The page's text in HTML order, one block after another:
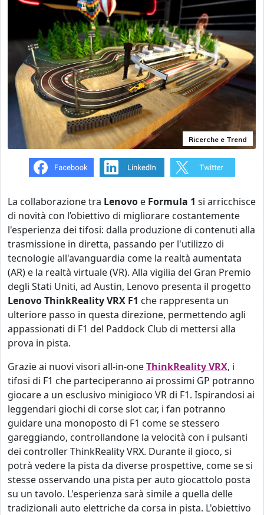
Ricerche e Trend
La collaborazione tra Lenovo e Formula 1 si arricchisce
di novità con l’obiettivo di migliorare costantemente
l'esperienza dei tifosi: dalla produzione di contenuti alla
trasmissione in diretta, passando per l'utilizzo di
tecnologie all'avanguardia come la realtà aumentata
(AR) e la realtà virtuale (VR). Alla vigilia del Gran Premio
degli Stati Uniti, ad Austin, Lenovo presenta il progetto
Lenovo ThinkReality VRX F1 che rappresenta un
ulteriore passo in questa direzione, permettendo agli
appassionati di F1 del Paddock Club di mettersi alla
prova in pista.
Grazie ai nuovi visori all-in-oneThinkReality VRX, i
tifosi di F1 che parteciperanno ai prossimi GP potranno
giocare a un esclusivo minigioco VR di F1. Ispirandosi ai
leggendari giochi di corse slot car, i fan potranno
guidare una monoposto di F1 come se stessero
gareggiando, controllandone la velocità con i pulsanti
dei controller ThinkReality VRX. Durante il gioco, si
potrà vedere la pista da diverse prospettive, come se si
stesse osservando una pista per auto giocattolo posta
su un tavolo. L'esperienza sarà simile a quella delle
tradizionali auto elettriche da corsa in pista. L'obiettivo